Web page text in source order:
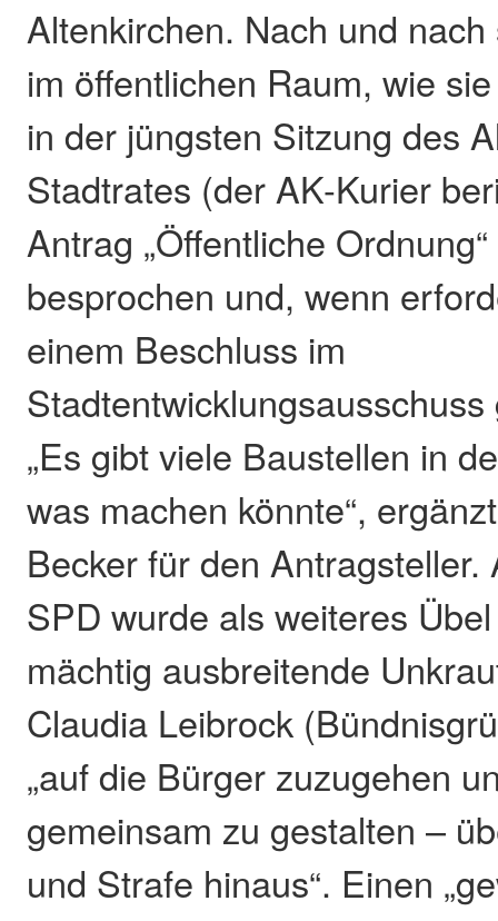
Altenkirchen. Nach und
im öffentlichen Raum, wie
in der jüngsten Sitzung des
Stadtrates (der AK-Kurier
Antrag „Öffentliche
besprochen und, wenn
einem Beschluss im
„Es gibt viele Baustellen in
was machen könnte“,
Becker für den Antragsteller.
SPD wurde als weiteres
mächtig ausbreitende
Claudia Leibrock
„auf die Bürger zuzugehen
gemeinsam zu gestalten –
und Strafe hinaus“. Einen